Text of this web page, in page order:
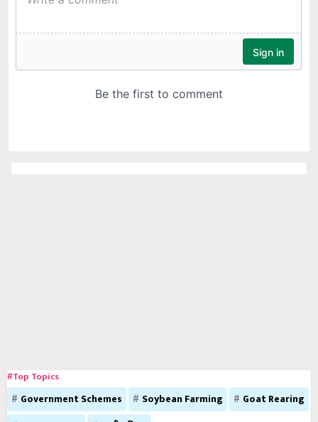
#Top Topics
Government Schemes Soybean Farming
Goat Rearing